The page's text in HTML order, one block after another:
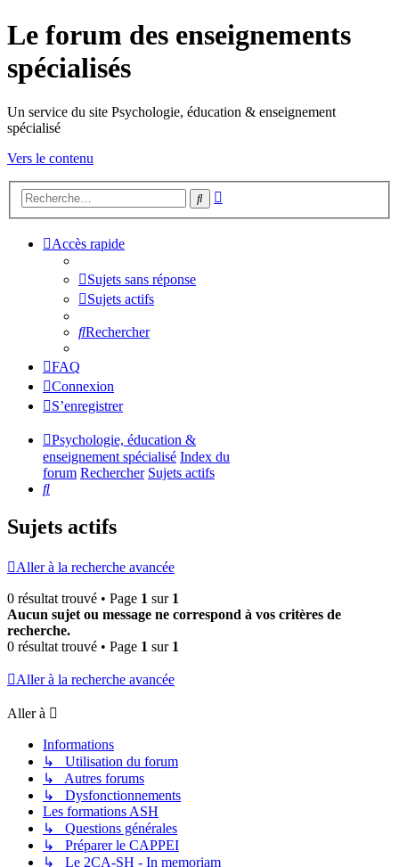
Le forum des enseignements
spécialisés
Un service du site Psychologie, éducation & enseignement
spécialisé
Vers le contenu
Rechercher
Accès rapide
Sujets sans réponse
Sujets actifs
Rechercher
FAQ
Connexion
S’enregistrer
Psychologie, éducation &
enseignement spécialisé Index du
forum Rechercher Sujets actifs
Rechercher
Sujets actifs
Aller à la recherche avancée
0 résultat trouvé • Page 1 sur 1
Aucun sujet ou message ne correspond à vos critères de
recherche.
0 résultat trouvé • Page 1 sur 1
Aller à la recherche avancée
Aller à
Informations
↳ Utilisation du forum
↳ Autres forums
↳ Dysfonctionnements
Les formations ASH
↳ Questions générales
↳ Préparer le CAPPEI
↳ Le 2CA-SH - In memoriam